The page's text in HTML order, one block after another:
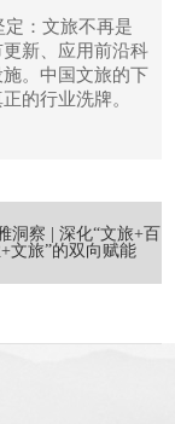
：文旅不再是
新、应用前沿科
。中国文旅的下
的行业洗牌。
洞察 | 深化“文旅+百
文旅”的双向赋能